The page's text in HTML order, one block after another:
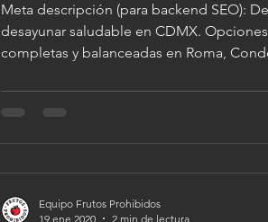
Meta descripción (para backend SEO): Descubre qué
desayunar saludable en CDMX.
completas y balanceadas en Roma,
Equipo Frutos Prohibidos
19 ene 2020
2 min de lectura